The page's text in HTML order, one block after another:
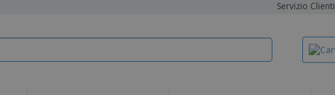
Servizio Clienti